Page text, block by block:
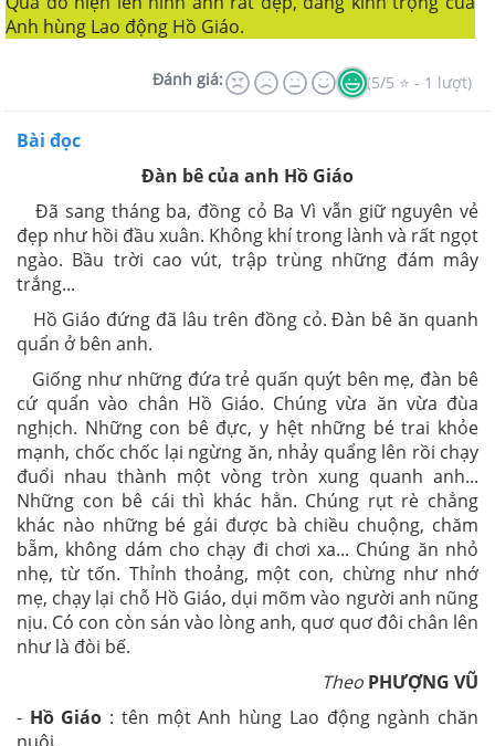
Anh hùng Lao động Hồ Giáo.
Đánh giá: (5/5 ⭐ - 1 lượt)
Bài đọc
Đàn bê của anh Hồ Giáo
Đã sang tháng ba, đồng cỏ Ba Vì vẫn giữ nguyên vẻ
đẹp như hồi đầu xuân. Không khí trong lành và rất ngọt
ngào. Bầu trời cao vút, trập trùng những đám mây
trắng...
Hồ Giáo đứng đã lâu trên đồng cỏ. Đàn bê ăn quanh
quẩn ở bên anh.
Giống như những đứa trẻ quấn quýt bên mẹ, đàn bê
cứ quẩn vào chân Hồ Giáo. Chúng vừa ăn vừa đùa
nghịch. Những con bê đực, y hệt những bé trai khỏe
mạnh, chốc chốc lại ngừng ăn, nhảy quẩng lên rồi chạy
đuổi nhau thành một vòng tròn xung quanh anh...
Những con bê cái thì khác hẳn. Chúng rụt rè chẳng
khác nào những bé gái được bà chiều chuộng, chăm
bẵm, không dám cho chạy đi chơi xa... Chúng ăn nhỏ
nhẹ, từ tốn. Thỉnh thoảng, một con, chừng như nhớ
mẹ, chạy lại chỗ Hồ Giáo, dụi mõm vào người anh nũng
nịu. Có con còn sán vào lòng anh, quơ quơ đôi chân lên
như là đòi bế.
Theo PHƯỢNG VŨ
- Hồ Giáo : tên một Anh hùng Lao động ngành chăn